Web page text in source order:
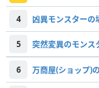
4 凶異モンスターの
5 突然変異のモンス
6 万商屋(ショップ)